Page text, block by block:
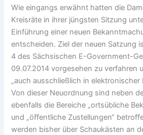
Wie eingangs erwähnt hatten die
Kreisräte in ihrer jüngsten Sitzung
Einführung einer neuen
entscheiden. Ziel der neuen Satzung
4 des Sächsischen E-Government-
09.07.2014 vorgesehen zu verfahren
„auch ausschließlich in elektronischer
Von dieser Neuordnung sind neben
ebenfalls die Bereiche „ortsübliche
und „öffentliche Zustellungen“
werden bisher über Schaukästen an